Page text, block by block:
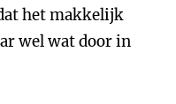
het makkelijk
wel wat door in